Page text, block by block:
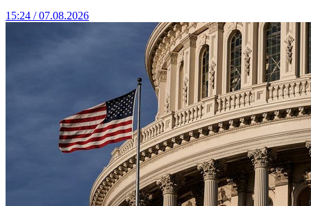
15:24 / 07.08.2026